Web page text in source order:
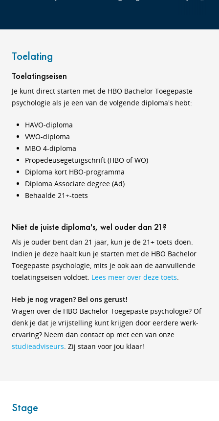
Toelating
Toelatingseisen
Je kunt direct starten met de HBO Bachelor Toegepaste
psychologie als je een van de volgende diploma's hebt:
HAVO-diploma
VWO-diploma
MBO 4-diploma
Propedeusegetuigschrift (HBO of WO)
Diploma kort HBO-programma
Diploma Associate degree (Ad)
Behaalde 21+-toets
Niet de juiste diploma's, wel ouder dan 21?
Als je ouder bent dan 21 jaar, kun je de 21+ toets doen.
Indien je deze haalt kun je starten met de HBO Bachelor
Toegepaste psychologie, mits je ook aan de aanvullende
toelatingseisen voldoet. Lees meer over deze toets.
Heb je nog vragen? Bel ons gerust!
Vragen over de HBO Bachelor Toegepaste psychologie? Of
denk je dat je vrijstelling kunt krijgen door eerdere werk-
ervaring? Neem dan contact op met een van onze
studieadviseurs. Zij staan voor jou klaar!
Stage